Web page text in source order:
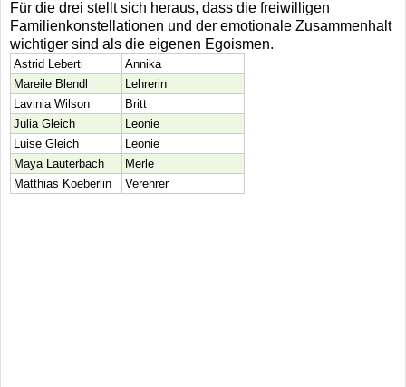
Für die drei stellt sich heraus, dass die freiwilligen
Familienkonstellationen und der emotionale Zusammenhalt
wichtiger sind als die eigenen Egoismen.
Astrid Leberti
Annika
Mareile Blendl
Lehrerin
Lavinia Wilson
Britt
Julia Gleich
Leonie
Luise Gleich
Leonie
Maya Lauterbach
Merle
Matthias Koeberlin
Verehrer